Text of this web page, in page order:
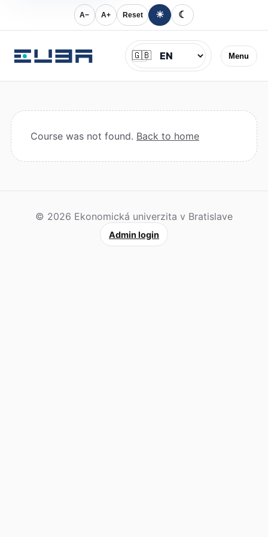
A− A+ Reset ☀ ☾
Menu
Jazyk
🇬🇧
Course was not found. Back to home
© 2026 Ekonomická univerzita v Bratislave
Admin login